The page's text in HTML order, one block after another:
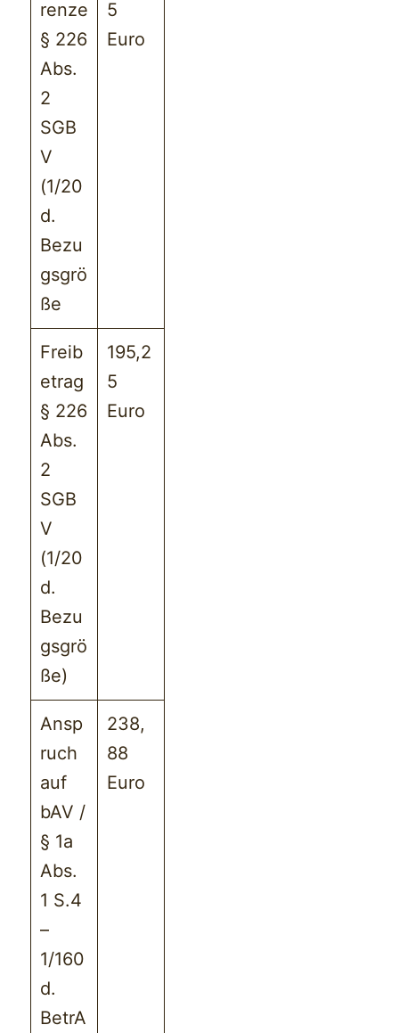
renze
§ 226
Abs.
2
SGB
V
(1/20
d.
Bezu
gsgrö
ße
5
Euro
Freib
etrag
§ 226
Abs.
2
SGB
V
(1/20
d.
Bezu
gsgrö
ße)
195,2
5
Euro
Ansp
ruch
auf
bAV /
§ 1a
Abs.
1 S.4
–
1/160
d.
BetrA
238,
88
Euro